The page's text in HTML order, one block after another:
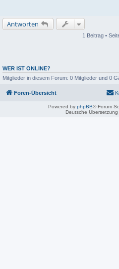
g
Antworten
1 Beitrag •
WER IST ONLINE?
Mitglieder in diesem Forum: 0 Mitglieder und 0
Foren-Übersicht
Powered by phpBB® Forum
Deutsche Übersetzung